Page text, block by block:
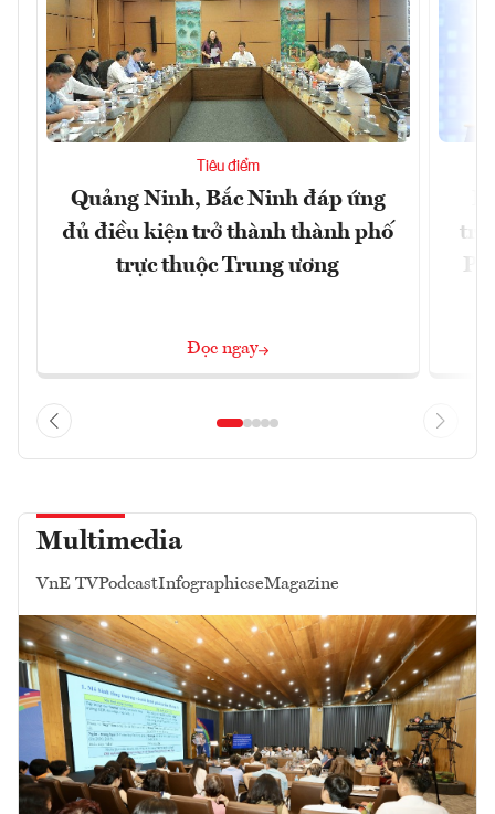
Tiêu điểm
Quảng Ninh, Bắc Ninh đáp ứng
đủ điều kiện trở thành thành phố
trực thuộc Trung ương
Đọc ngay
Multimedia
VnE TVPodcastInfographicseMagazine